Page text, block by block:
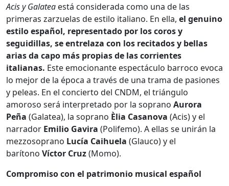
Acis y Galatea está considerada como una de las
primeras zarzuelas de estilo italiano. En ella, el genuino
estilo español, representado por los coros y
seguidillas, se entrelaza con los recitados y bellas
arias da capo más propias de las corrientes
italianas. Este emocionante espectáculo barroco evoca
lo mejor de la época a través de una trama de pasiones
y peleas. En el concierto del CNDM, el triángulo
amoroso será interpretado por la soprano Aurora
Peña (Galatea), la soprano Èlia Casanova (Acis) y el
narrador Emilio Gavira (Polifemo). A ellas se unirán la
mezzosoprano Lucía Caihuela (Glauco) y el
barítono Víctor Cruz(Momo).
Compromiso con el patrimonio musical español